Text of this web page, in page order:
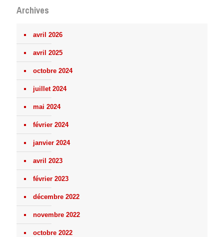
Archives
avril 2026
avril 2025
octobre 2024
juillet 2024
mai 2024
février 2024
janvier 2024
avril 2023
février 2023
décembre 2022
novembre 2022
octobre 2022